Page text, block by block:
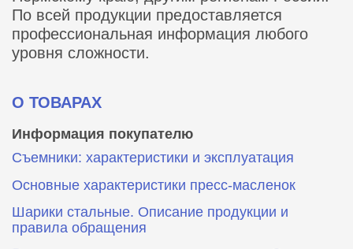
По всей продукции предоставляется
профессиональная информация любого
уровня сложности.
О ТОВАРАХ
Информация покупателю
Съемники: характеристики и эксплуатация
Основные характеристики пресс‑масленок
Шарики стальные. Описание продукции и
правила обращения